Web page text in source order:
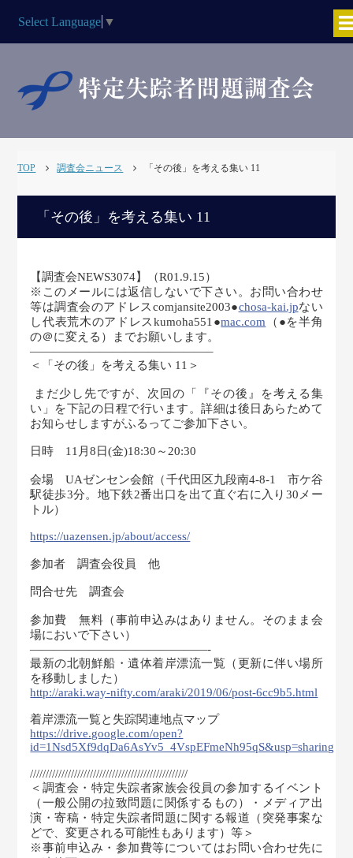
Select Language ▼
TOP 調査会ニュース 「その後」を考える集い 11
「その後」を考える集い 11
【調査会NEWS3074】（R01.9.15）
※このメールには返信しないで下さい。お問い合わせ
等は調査会のアドレスcomjansite2003●chosa-kai.jpない
し代表荒木のアドレスkumoha551●mac.com （●を半角
の＠に変える）までお願いします。
———————————————–
＜「その後」を考える集い 11＞
まだ少し先ですが、次回の「『その後』を考える集
い」を下記の日程で行います。詳細は後日あらためて
お知らせしますがふるってご参加下さい。
日時 11月8日(金)18:30～20:30
会場 UAゼンセン会館（千代田区九段南4-8-1 市ケ谷
駅徒歩3分。地下鉄2番出口を出て直ぐ右に入り30メー
トル）
https://uazensen.jp/about/access/
参加者 調査会役員 他
問合せ先 調査会
参加費 無料（事前申込みはありません。そのまま会
場においで下さい）
———————————————-
最新の北朝鮮船・遺体着岸漂流一覧（更新に伴い場所
を移動しました）
http://araki.way-nifty.com/araki/2019/06/post-6cc9b5.html
着岸漂流一覧と失踪関連地点マップ
https://drive.google.com/open?
id=1Nsd5Xf9dqDa6AsYv5_4VspEFmeNh95qS&usp=sharing
//////////////////////////////////////////////////
＜調査会・特定失踪者家族会役員の参加するイベント
（一般公開の拉致問題に関係するもの）・メディア出
演・寄稿・特定失踪者問題に関する報道（突発事案な
どで、変更される可能性もあります）等＞
※事前申込み・参加費等についてはお問い合わせ先に